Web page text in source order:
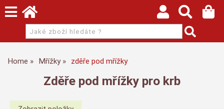
Home Mřížky zděře pod mřížky
Zděře pod mřížky pro krb